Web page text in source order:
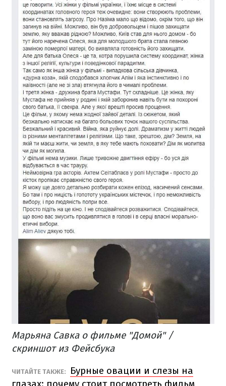
Марьяна Савка о фильме "Домой" /
скриншот из Фейсбука
ЧИТАЙТЕ ТАКЖЕ:
Бурные овации и слезы на
глазах: почему стоит посмотреть фильм